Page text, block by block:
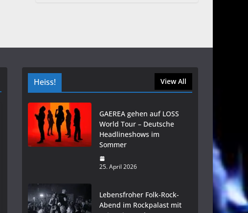
Heiss! View All
GAEREA gehen auf LOSS
World Tour – Deutsche
Headlineshows im
Sommer
25. April 2026
Lebensfroher Folk-Rock-
Abend im Rockpalast mit